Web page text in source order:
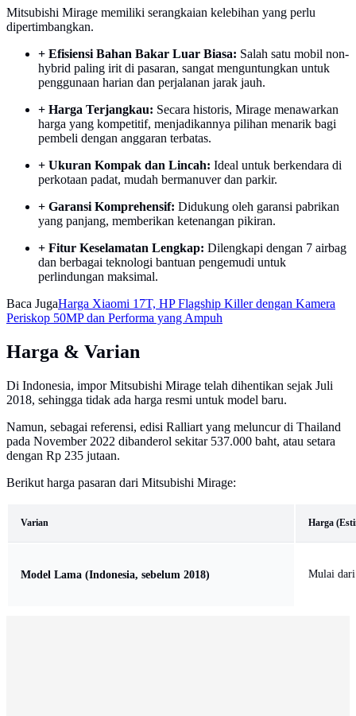
Mitsubishi Mirage memiliki serangkaian kelebihan yang perlu
dipertimbangkan.
+ Efisiensi Bahan Bakar Luar Biasa: Salah satu mobil non-
hybrid paling irit di pasaran, sangat menguntungkan untuk
penggunaan harian dan perjalanan jarak jauh.
+ Harga Terjangkau: Secara historis, Mirage menawarkan
harga yang kompetitif, menjadikannya pilihan menarik bagi
pembeli dengan anggaran terbatas.
+ Ukuran Kompak dan Lincah: Ideal untuk berkendara di
perkotaan padat, mudah bermanuver dan parkir.
+ Garansi Komprehensif: Didukung oleh garansi pabrikan
yang panjang, memberikan ketenangan pikiran.
+ Fitur Keselamatan Lengkap: Dilengkapi dengan 7 airbag
dan berbagai teknologi bantuan pengemudi untuk
perlindungan maksimal.
Baca JugaHarga Xiaomi 17T, HP Flagship Killer dengan Kamera
Periskop 50MP dan Performa yang Ampuh
Harga & Varian
Di Indonesia, impor Mitsubishi Mirage telah dihentikan sejak Juli
2018, sehingga tidak ada harga resmi untuk model baru.
Namun, sebagai referensi, edisi Ralliart yang meluncur di Thailand
pada November 2022 dibanderol sekitar 537.000 baht, atau setara
dengan Rp 235 jutaan.
Berikut harga pasaran dari Mitsubishi Mirage:
Varian Harga
Model Lama (Indonesia, sebelum 2018) Mulai